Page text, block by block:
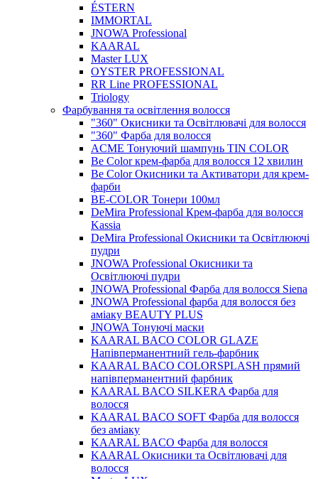
ÉSTERN
IMMORTAL
JNOWA Professional
KAARAL
Master LUX
OYSTER PROFESSIONAL
RR Line PROFESSIONAL
Triology
Фарбування та освітлення волосся
"360" Окисники та Освітлювачі для волосся
"360" Фарба для волосся
ACME Тонуючий шампунь TIN COLOR
Be Color крем-фарба для волосся 12 хвилин
Be Color Окисники та Активатори для крем-
фарби
BE-COLOR Тонери 100мл
DeMira Professional Крем-фарба для волосся
Kassia
DeMira Professional Окисники та Освітлюючі
пудри
JNOWA Professional Окисники та
Освітлюючі пудри
JNOWA Professional Фарба для волосся Siena
JNOWA Professional фарба для волосся без
аміаку BEAUTY PLUS
JNOWA Тонуючі маски
KAARAL BACO COLOR GLAZE
Напівперманентний гель-фарбник
KAARAL BACO COLORSPLASH прямий
напівперманентний фарбник
KAARAL BACO SILKERA Фарба для
волосся
KAARAL BACO SOFT Фарба для волосся
без аміаку
KAARAL BACO Фарба для волосся
KAARAL Окисники та Освітлювачі для
волосся